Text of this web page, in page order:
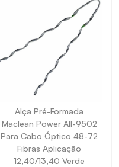
Alça Pré-Formada
Maclean Power All-9502
Para Cabo Óptico 48-72
Fibras Aplicação
12,40/13,40 Verde